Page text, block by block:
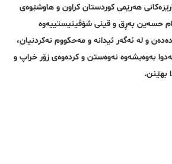
هەرێمی کوردستان کراون و هاوشێوەی
حسەین بەڕق و قینی شۆڤینیستییەوە
دەدەن و لە ئەگەر ئیدانە و مەحکووم نەکردنیان،
بەوەیشەوە نەوەستن و کردەوەی زۆر خراپ و
بهێنن.